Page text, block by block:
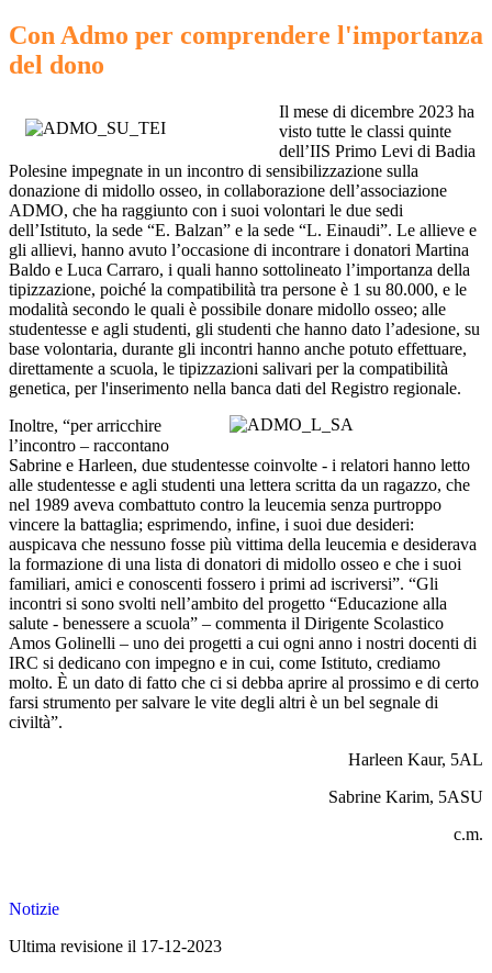
Con Admo per comprendere l'importanza
del dono
Il mese di dicembre 2023 ha
visto tutte le classi quinte
dell’IIS Primo Levi di Badia
Polesine impegnate in un incontro di sensibilizzazione sulla
donazione di midollo osseo, in collaborazione dell’associazione
ADMO, che ha raggiunto con i suoi volontari le due sedi
dell’Istituto, la sede “E. Balzan” e la sede “L. Einaudi”. Le allieve e
gli allievi, hanno avuto l’occasione di incontrare i donatori Martina
Baldo e Luca Carraro, i quali hanno sottolineato l’importanza della
tipizzazione, poiché la compatibilità tra persone è 1 su 80.000, e le
modalità secondo le quali è possibile donare midollo osseo; alle
studentesse e agli studenti, gli studenti che hanno dato l’adesione, su
base volontaria, durante gli incontri hanno anche potuto effettuare,
direttamente a scuola, le tipizzazioni salivari per la compatibilità
genetica, per l'inserimento nella banca dati del Registro regionale.
Inoltre, “per arricchire
l’incontro – raccontano
Sabrine e Harleen, due studentesse coinvolte - i relatori hanno letto
alle studentesse e agli studenti una lettera scritta da un ragazzo, che
nel 1989 aveva combattuto contro la leucemia senza purtroppo
vincere la battaglia; esprimendo, infine, i suoi due desideri:
auspicava che nessuno fosse più vittima della leucemia e desiderava
la formazione di una lista di donatori di midollo osseo e che i suoi
familiari, amici e conoscenti fossero i primi ad iscriversi”. “Gli
incontri si sono svolti nell’ambito del progetto “Educazione alla
salute - benessere a scuola” – commenta il Dirigente Scolastico
Amos Golinelli – uno dei progetti a cui ogni anno i nostri docenti di
IRC si dedicano con impegno e in cui, come Istituto, crediamo
molto. È un dato di fatto che ci si debba aprire al prossimo e di certo
farsi strumento per salvare le vite degli altri è un bel segnale di
civiltà”.
Harleen Kaur, 5AL
Sabrine Karim, 5ASU
c.m.
Notizie
Ultima revisione il 17-12-2023